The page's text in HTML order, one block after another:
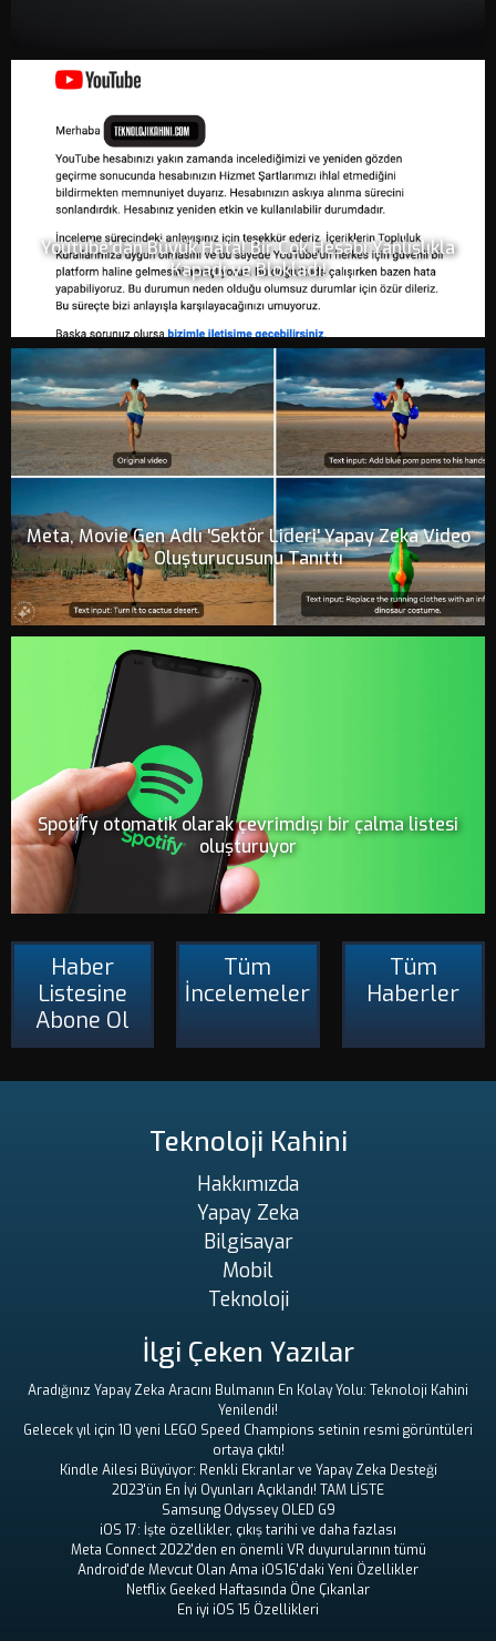
Youtube'dan Büyük Hata! Bir Çok Hesabı Yanlışlıkla
Kapadı ve Blokladı!
Meta, Movie Gen Adlı 'Sektör Lideri' Yapay Zeka Video
Oluşturucusunu Tanıttı
Spotify otomatik olarak çevrimdışı bir çalma listesi
oluşturuyor
Haber
Listesine
Abone Ol
Tüm
İncelemeler
Tüm
Haberler
Teknoloji Kahini
Hakkımızda
Yapay Zeka
Bilgisayar
Mobil
Teknoloji
İlgi Çeken Yazılar
Aradığınız Yapay Zeka Aracını Bulmanın En Kolay Yolu: Teknoloji Kahini
Yenilendi!
Gelecek yıl için 10 yeni LEGO Speed ​​Champions setinin resmi görüntüleri
ortaya çıktı!
Kindle Ailesi Büyüyor: Renkli Ekranlar ve Yapay Zeka Desteği
2023'ün En İyi Oyunları Açıklandı! TAM LİSTE
Samsung Odyssey OLED G9
iOS 17: İşte özellikler, çıkış tarihi ve daha fazlası
Meta Connect 2022'den en önemli VR duyurularının tümü
Android'de Mevcut Olan Ama iOS16'daki Yeni Özellikler
Netflix Geeked Haftasında Öne Çıkanlar
En iyi iOS 15 Özellikleri